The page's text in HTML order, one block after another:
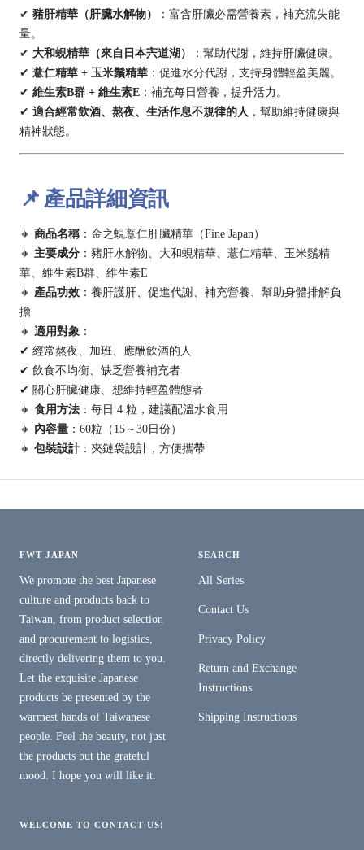
✔ 豬肝精華（肝臟水解物）
：富含肝臟必需營養素，補充流失能
量。
✔ 大和蜆精華（來自日本宍道湖）
：幫助代謝，維持肝臟健康。
✔ 薏仁精華 + 玉米鬚精華 ：促進水分代謝，支持身體輕盈美麗。
✔ 維生素B群 + 維生素E ：補充每日營養，提升活力。
✔ 適合經常飲酒、熬夜、生活作息不規律的人 ，幫助維持健康與
精神狀態。
📌 產品詳細資訊
🔸 商品名稱：金之蜆薏仁肝臟精華（Fine Japan）
🔸 主要成分 ：豬肝水解物、大和蜆精華、薏仁精華、玉米鬚精
華、維生素B群、維生素E
🔸 產品功效 ：養肝護肝、促進代謝、補充營養、幫助身體排解負
擔
🔸 適用對象 ：
✔ 經常熬夜、加班、應酬飲酒的人
✔ 飲食不均衡、缺乏營養補充者
✔ 關心肝臟健康、想維持輕盈體態者
🔸 食用方法 ：每日 4 粒，建議配溫水食用
🔸 內容量 ：60粒（15～30日份）
🔸 包裝設計：夾鏈袋設計，方便攜帶
FWT JAPAN
We promote the best Japanese
culture and products back to
Taiwan, from product selection
and procurement to logistics,
directly delivering them to you.
Let the exquisite Japanese
products be presented by the
warmest hands of Taiwanese
people. Feel the beauty, not just
the products but the grateful
mood. I hope you will like it.
SEARCH
All Series
Contact Us
Privacy Policy
Return and Exchange
Instructions
Shipping Instructions
WELCOME TO CONTACT US!